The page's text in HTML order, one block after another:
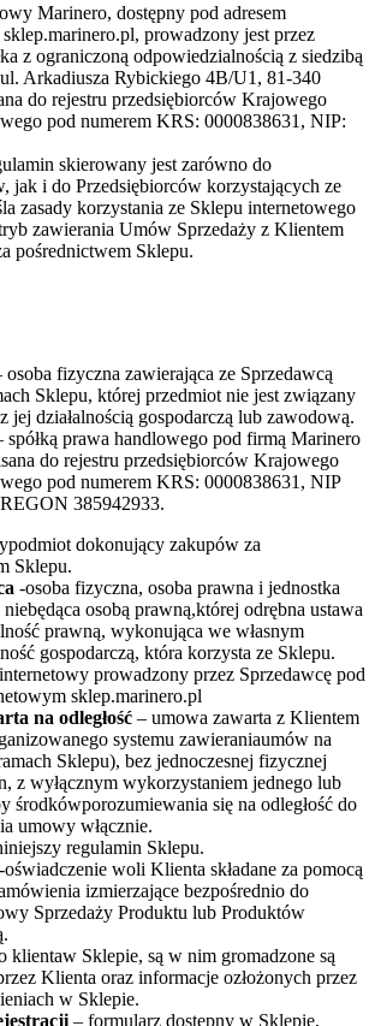
Marinero, dostępny pod adresem
prowadzony jest przez
z ograniczoną odpowiedzialnością z siedzibą
Arkadiusza Rybickiego 4B/U1, 81-340
do rejestru przedsiębiorców Krajowego
pod numerem KRS: 0000838631, NIP:
skierowany jest zarówno do
jak i do Przedsiębiorców korzystających ze
zasady korzystania ze Sklepu internetowego
zawierania Umów Sprzedaży z Klientem
pośrednictwem Sklepu.
osoba fizyczna zawierająca ze Sprzedawcą
Sklepu, której przedmiot nie jest związany
jej działalnością gospodarczą lub zawodową.
spółką prawa handlowego pod firmą Marinero
do rejestru przedsiębiorców Krajowego
pod numerem KRS: 0000838631, NIP
385942933.
dokonujący zakupów za
Sklepu.
-osoba fizyczna, osoba prawna i jednostka
osobą prawną,której odrębna ustawa
prawną, wykonująca we własnym
gospodarczą, która korzysta ze Sklepu.
prowadzony przez Sprzedawcę pod
sklep.marinero.pl
na odległość – umowa zawarta z Klientem
systemu zawieraniaumów na
Sklepu), bez jednoczesnej fizycznej
z wyłącznym wykorzystaniem jednego lub
środkówporozumiewania się na odległość do
umowy włącznie.
regulamin Sklepu.
-oświadczenie woli Klienta składane za pomocą
izmierzające bezpośrednio do
Sprzedaży Produktu lub Produktów
klientaw Sklepie, są w nim gromadzone są
Klienta oraz informacje ozłożonych przez
w Sklepie.
– formularz dostępny w Sklepie,